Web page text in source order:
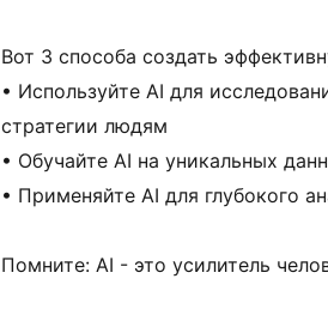
Вот 3 способа создать
• Используйте AI для
стратегии людям
• Обучайте AI на уникальных
• Применяйте AI для глубокого
Помните: AI - это усилитель